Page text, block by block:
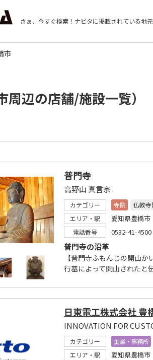
さぁ、今すぐ検索！ ナビタに掲載されている地
市
周辺の店舗/施設一覧）
普門寺
高野山 真言宗
カテゴリー 寺院
仏教寺
エリア・駅
愛知県豊橋
電話番号 0532-41-4500
普門寺の沿革
【普門寺ふもんじの開山
行基によって開山されたと
日東電工株式会社 豊
INNOVATION FOR
カテゴリー 企業・事務所
エリア・駅
愛知県豊橋